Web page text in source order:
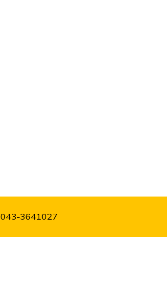
043-3641027